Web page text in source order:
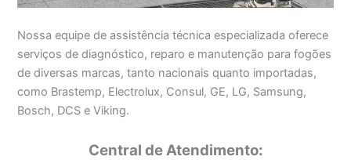
Nossa equipe de assistência técnica especializada oferece
serviços de diagnóstico, reparo e manutenção para fogões
de diversas marcas, tanto nacionais quanto importadas,
como Brastemp, Electrolux, Consul, GE, LG, Samsung,
Bosch, DCS e Viking.
Central de Atendimento: